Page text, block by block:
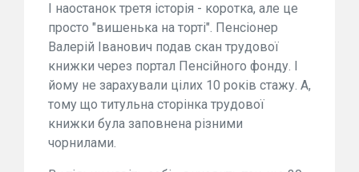
І наостанок третя історія - коротка, але це
просто "вишенька на торті". Пенсіонер
Валерій Іванович подав скан трудової
книжки через портал Пенсійного фонду. І
йому не зарахували цілих 10 років стажу. А,
тому що титульна сторінка трудової
книжки була заповнена різними
чорнилами.